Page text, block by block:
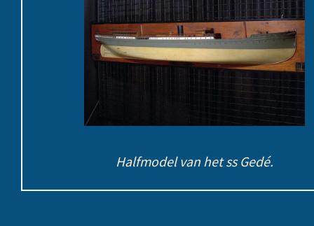
Halfmodel van het ss Gedé.